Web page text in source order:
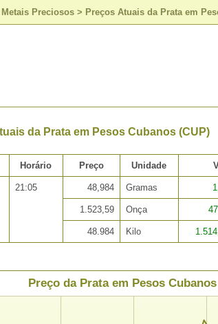
Preciosos > Preços Atuais da Prata em
da Prata em Pesos Cubanos (CUP)
Horário Preço Unidade
21:05 48,984 Gramas
1.523,59 Onça
48.984 Kilo
Preço da Prata em Pesos